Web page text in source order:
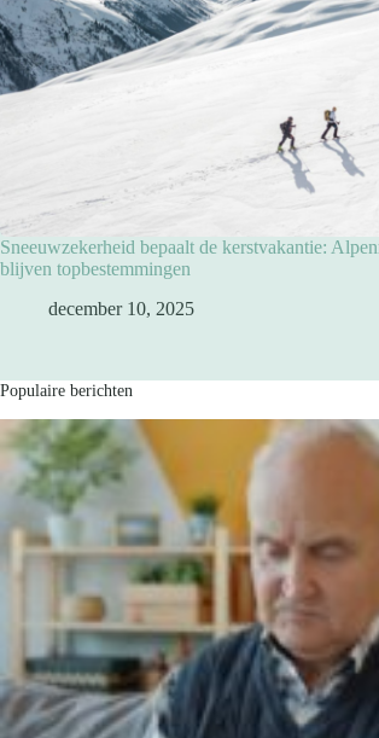
Sneeuwzekerheid bepaalt de kerstvakantie:
blijven topbestemmingen
december 10, 2025
Populaire berichten